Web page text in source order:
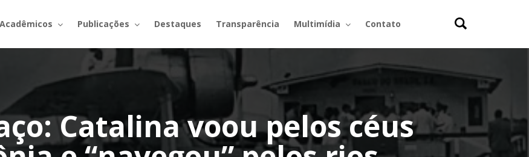
Acadêmicos Publicações Destaques Transparência Multimídia Contato
Catalina voou pelos céus